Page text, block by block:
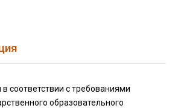
соответствии с требованиями
образовательного